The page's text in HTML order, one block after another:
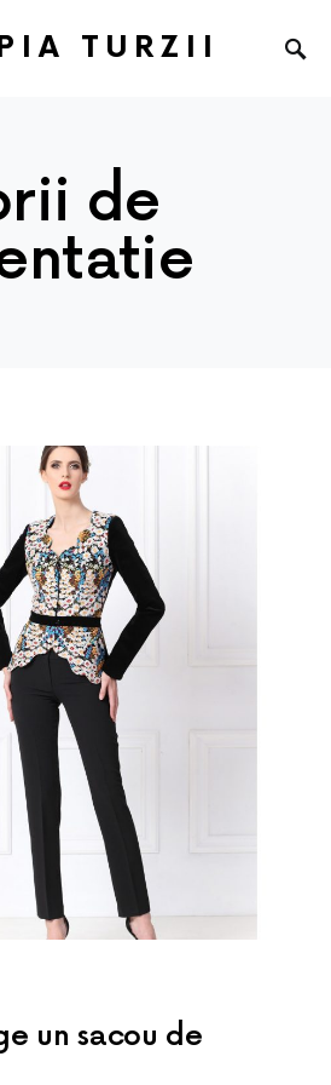
TURZII
de
un sacou de